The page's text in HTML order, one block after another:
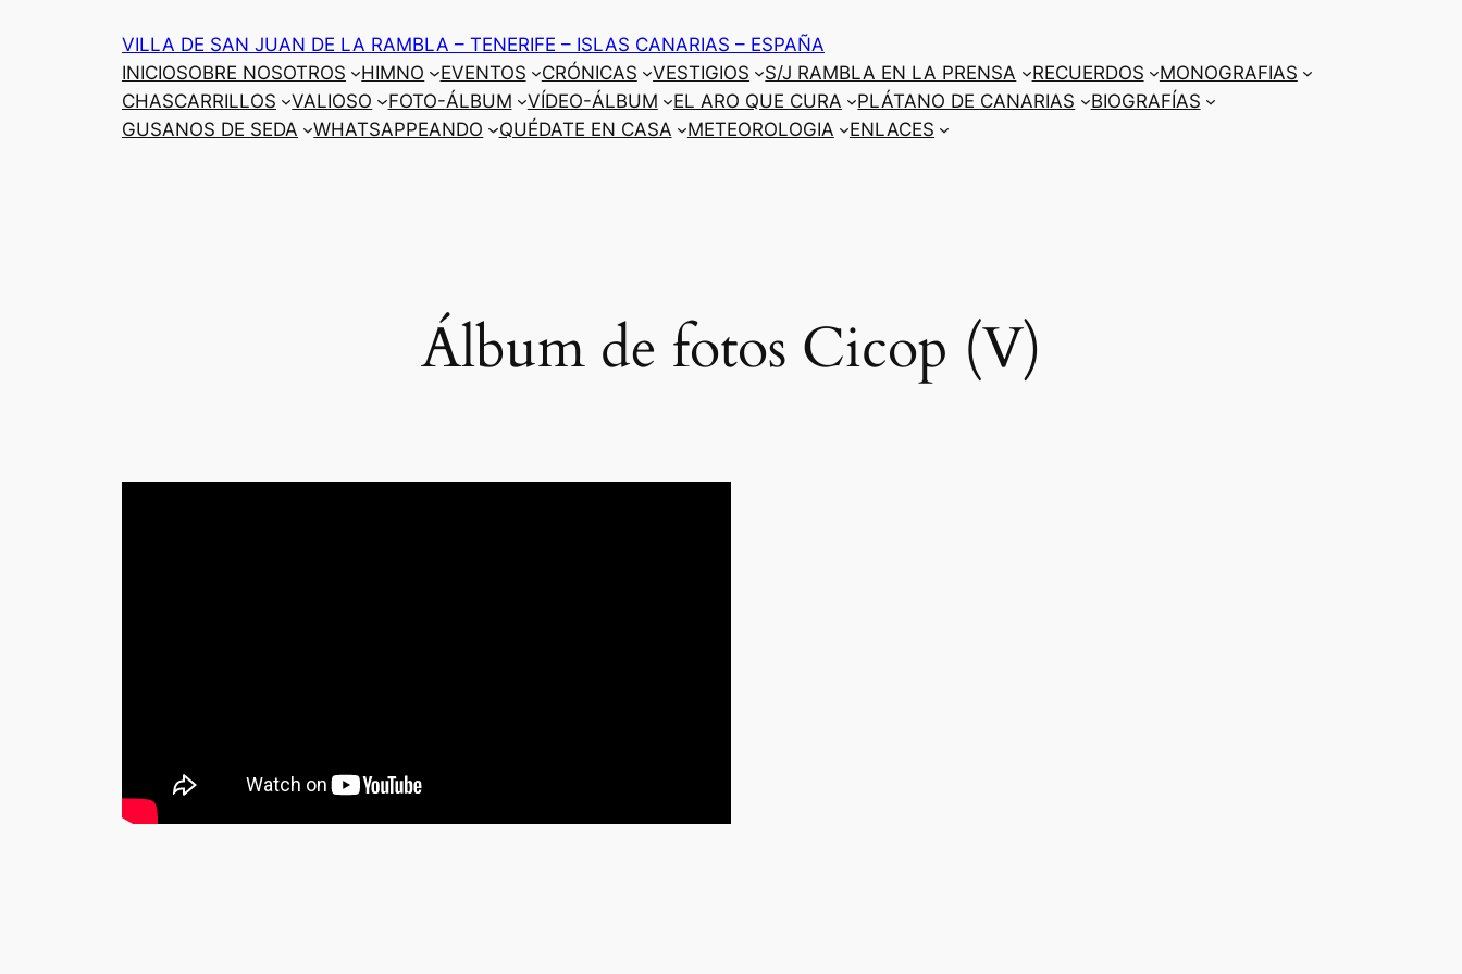
VILLA DE SAN JUAN DE LA RAMBLA – TENERIFE – ISLAS CANARIAS – ESPAÑA
INICIOSOBRE NOSOTROS HIMNO EVENTOS CRÓNICAS VESTIGIOS S/J RAMBLA EN LA PRENSA RECUERDOS
MONOGRAFIAS
CHASCARRILLOS
VALIOSO FOTO-ÁLBUM VÍDEO-ÁLBUM EL ARO QUE CURA PLÁTANO DE CANARIAS
BIOGRAFÍAS
GUSANOS DE SEDA
WHATSAPPEANDO QUÉDATE EN CASA METEOROLOGIA ENLACES
Álbum de fotos Cicop (V)